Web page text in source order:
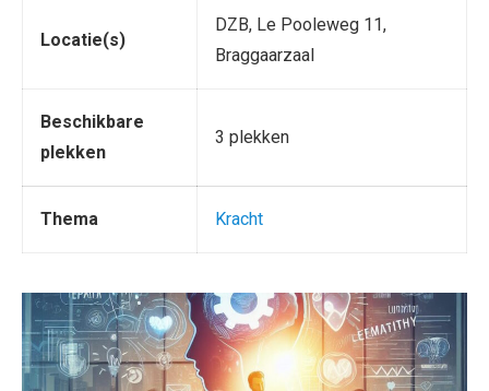
Locatie(s)
DZB, Le Pooleweg 11,
Braggaarzaal
Beschikbare
plekken
3 plekken
Thema Kracht